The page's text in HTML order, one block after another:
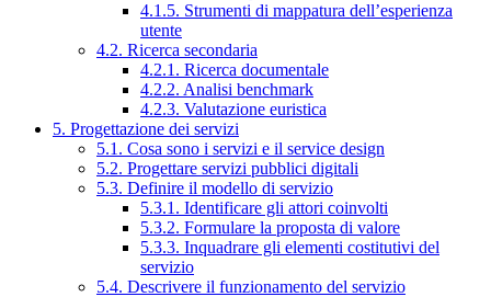
4.1.5. Strumenti di mappatura dell’esperienza
utente
4.2. Ricerca secondaria
4.2.1. Ricerca documentale
4.2.2. Analisi benchmark
4.2.3. Valutazione euristica
5. Progettazione dei servizi
5.1. Cosa sono i servizi e il service design
5.2. Progettare servizi pubblici digitali
5.3. Definire il modello di servizio
5.3.1. Identificare gli attori coinvolti
5.3.2. Formulare la proposta di valore
5.3.3. Inquadrare gli elementi costitutivi del
servizio
5.4. Descrivere il funzionamento del servizio